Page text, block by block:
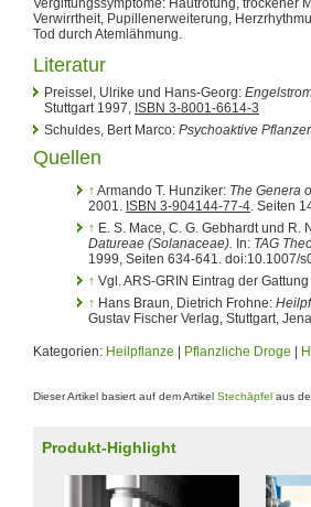
Vergiftungssymptome: Hautrötung, trockener
Verwirrtheit, Pupillenerweiterung,
Tod durch Atemlähmung.
Literatur
Preissel, Ulrike und Hans-Georg:
Stuttgart 1997, ISBN 3-8001-6614-3
Schuldes, Bert Marco: Psychoaktive
Quellen
↑ Armando T. Hunziker: The Genera
2001. ISBN 3-904144-77-4. Seiten
↑ E. S. Mace, C. G. Gebhardt und R.
Datureae (Solanaceae). In: TAG
1999, Seiten 634-641. doi:10.1007/
↑ Vgl. ARS-GRIN Eintrag der Gattung
↑ Hans Braun, Dietrich Frohne:
Gustav Fischer Verlag, Stuttgart,
Kategorien: Heilpflanze Pflanzliche Droge
Dieser Artikel basiert auf dem Artikel Stechäpfel aus
Produkt-Highlight